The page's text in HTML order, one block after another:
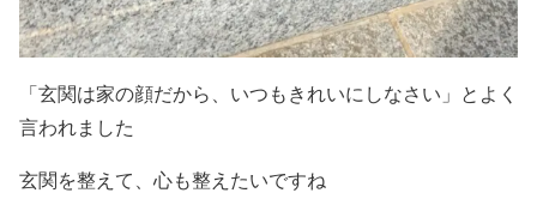
「玄関は家の顔だから、いつもきれいにしなさい」とよく
言われました
玄関を整えて、心も整えたいですね